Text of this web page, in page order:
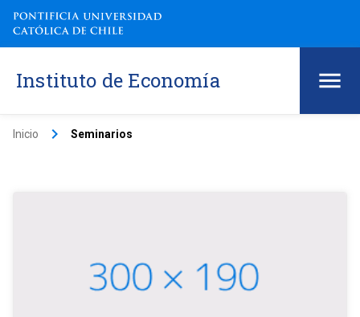
Instituto de Economía
Inicio keyboard_arrow_right Seminarios